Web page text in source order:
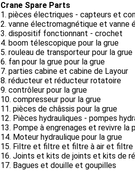
Crane Spare Parts
1. pièces électriques - capteurs et
2. vanne électromagnétique et vanne
3. dispositif fonctionnant - crochet
4. boom télescopique pour la grue
5. rouleau de transporteur pour la grue
6. fan pour la grue pour la grue
7. parties cabine et cabine de Layour
8. réducteur et réducteur rotatoire
9. contrôleur pour la grue
10. compresseur pour la grue
11. pièces de châssis pour la grue
12. Pièces hydrauliques - pompes
13. Pompe à engrenages et revivre la
14. Moteur hydraulique pour la grue
15. Filtre et filtre et filtre à air et filtre
16. Joints et kits de joints et kits de
17. Bagues et douille et goupilles